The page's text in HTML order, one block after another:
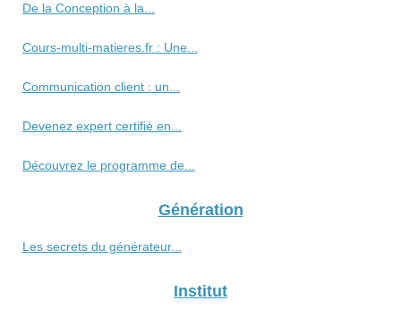
De la Conception à la...
Cours-multi-matieres.fr : Une...
Communication client : un...
Devenez expert certifié en...
Découvrez le programme de...
Génération
Les secrets du générateur...
Institut